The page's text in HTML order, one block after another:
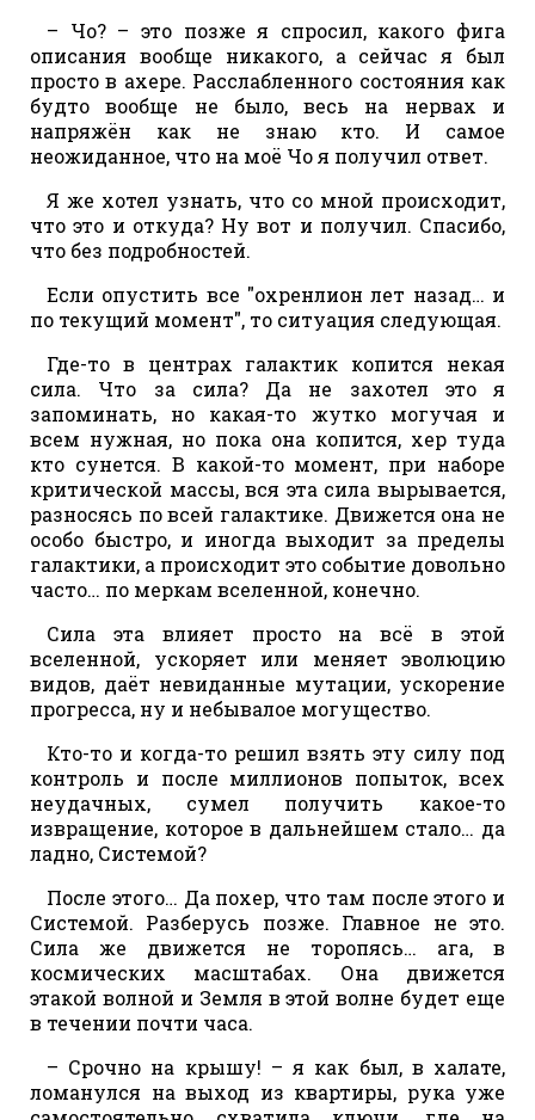
– Чо? – это позже я спросил, какого фига
описания вообще никакого, а сейчас я был
просто в ахере. Расслабленного состояния как
будто вообще не было, весь на нервах и
напряжён как не знаю кто. И самое
неожиданное, что на моё Чо я получил ответ.
Я же хотел узнать, что со мной происходит,
что это и откуда? Ну вот и получил. Спасибо,
что без подробностей.
Если опустить все "охренлион лет назад… и
по текущий момент", то ситуация следующая.
Где-то в центрах галактик копится некая
сила. Что за сила? Да не захотел это я
запоминать, но какая-то жутко могучая и
всем нужная, но пока она копится, хер туда
кто сунется. В какой-то момент, при наборе
критической массы, вся эта сила вырывается,
разносясь по всей галактике. Движется она не
особо быстро, и иногда выходит за пределы
галактики, а происходит это событие довольно
часто… по меркам вселенной, конечно.
Сила эта влияет просто на всё в этой
вселенной, ускоряет или меняет эволюцию
видов, даёт невиданные мутации, ускорение
прогресса, ну и небывалое могущество.
Кто-то и когда-то решил взять эту силу под
контроль и после миллионов попыток, всех
неудачных, сумел получить какое-то
извращение, которое в дальнейшем стало… да
ладно, Системой?
После этого… Да похер, что там после этого и
Системой. Разберусь позже. Главное не это.
Сила же движется не торопясь… ага, в
космических масштабах. Она движется
этакой волной и Земля в этой волне будет еще
в течении почти часа.
– Срочно на крышу! – я как был, в халате,
ломанулся на выход из квартиры, рука уже